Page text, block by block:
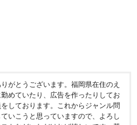
がとうございます。福岡県在住のえ
めていたり、広告を作ったりしてお
しております。これからジャンル問
いこうと思っていますので、よろし